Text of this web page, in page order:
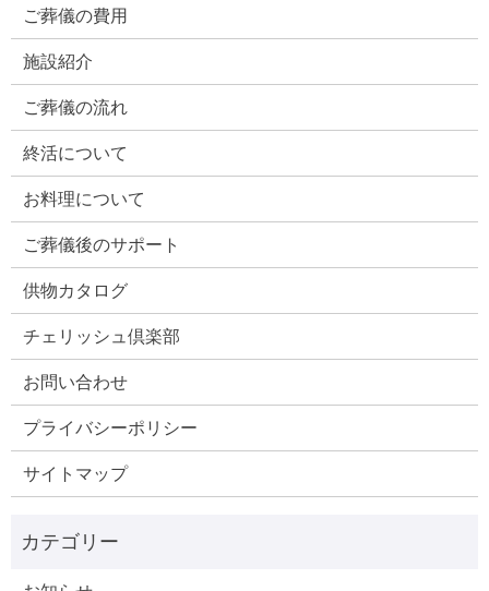
ご葬儀の費用
施設紹介
ご葬儀の流れ
終活について
お料理について
ご葬儀後のサポート
供物カタログ
チェリッシュ倶楽部
お問い合わせ
プライバシーポリシー
サイトマップ